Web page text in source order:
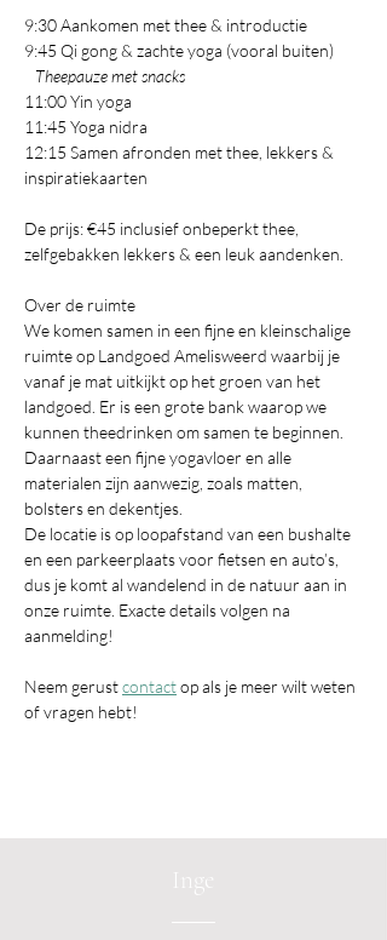
9:30 Aankomen met thee & introductie
9:45 Qi gong & zachte yoga (vooral buiten)
Theepauze met snacks
11:00 Yin yoga
11:45 Yoga nidra
12:15 Samen afronden met thee, lekkers &
inspiratiekaarten
De prijs: €45 inclusief onbeperkt thee,
zelfgebakken lekkers & een leuk aandenken.
Over de ruimte
We komen samen in een fijne en kleinschalige
ruimte op Landgoed Amelisweerd waarbij je
vanaf je mat uitkijkt op het groen van het
landgoed. Er is een grote bank waarop we
kunnen theedrinken om samen te beginnen.
Daarnaast een fijne yogavloer en alle
materialen zijn aanwezig, zoals matten,
bolsters en dekentjes.
De locatie is op loopafstand van een bushalte
en een parkeerplaats voor fietsen en auto’s,
dus je komt al wandelend in de natuur aan in
onze ruimte. Exacte details volgen na
aanmelding!
Neem gerust contact op als je meer wilt weten
of vragen hebt!
Inge